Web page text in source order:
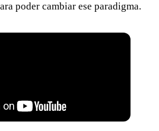
poder cambiar ese paradigma.